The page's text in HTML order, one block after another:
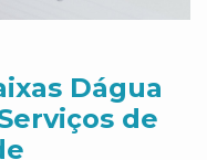
Dágua
de